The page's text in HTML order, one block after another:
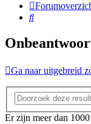
Zoek
Ga naar uitgebreid
Er zijn meer dan